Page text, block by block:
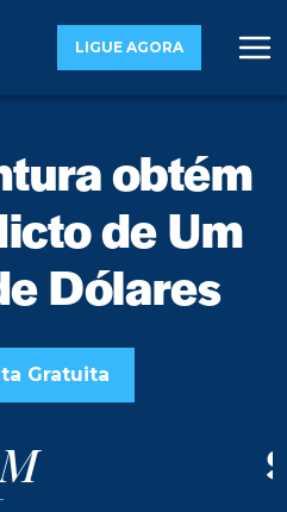
LIGUE AGORA
obtém
de Um
Dólares
Gratuita
M